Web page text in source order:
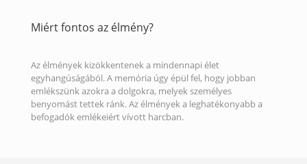
Miért fontos az élmény?
Az élmények kizökkentenek a mindennapi élet
egyhangúságából. A memória úgy épül fel, hogy jobban
emlékszünk azokra a dolgokra, melyek személyes
benyomást tettek ránk. Az élmények a leghatékonyabb a
befogadók emlékeiért vívott harcban.